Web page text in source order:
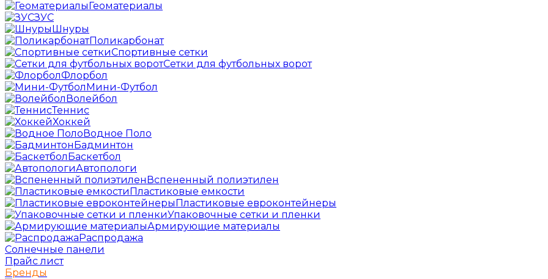
Геоматериалы
ЗУС
Шнуры
Поликарбонат
Спортивные сетки
Сетки для футбольных ворот
Флорбол
Мини-Футбол
Волейбол
Теннис
Хоккей
Водное Поло
Бадминтон
Баскетбол
Автопологи
Вспененный полиэтилен
Пластиковые емкости
Пластиковые евроконтейнеры
Упаковочные сетки и пленки
Армирующие материалы
Распродажа
Солнечные панели
Прайс лист
Бренды